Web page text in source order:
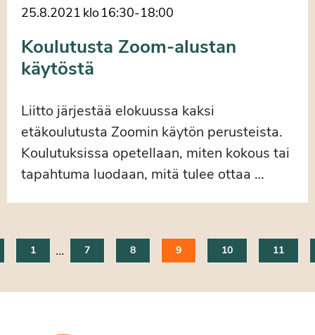
25.8.2021 klo16:30-18:00
Koulutusta Zoom-alustan
käytöstä
Liitto järjestää elokuussa kaksi
etäkoulutusta Zoomin käytön perusteista.
Koulutuksissa opetellaan, miten kokous tai
tapahtuma luodaan, mitä tulee ottaa …
1 … 7 8 9 10 11